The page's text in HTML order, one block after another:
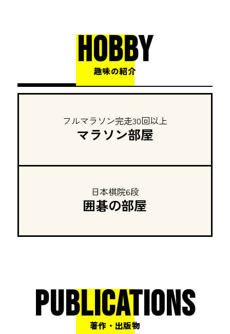
HOBBY
趣味の紹介
フルマラソン完走30回以上
マラソン部屋
日本棋院6段
囲碁の部屋
PUBLICATIONS
著作・出版物